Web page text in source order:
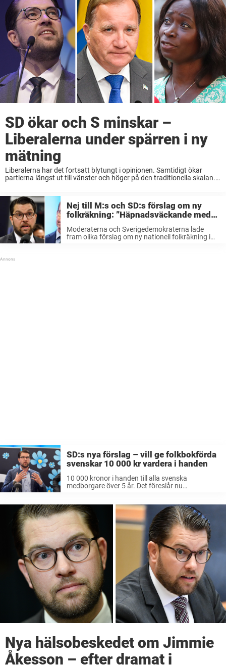
SD ökar och S minskar –
Liberalerna under spärren i ny
mätning
Liberalerna har det fortsatt blytungt i opinionen. Samtidigt ökar
partierna längst ut till vänster och höger på den traditionella skalan.
...
Nej till M:s och SD:s förslag om ny
folkräkning: ”Häpnadsväckande med
Moderaterna och Sverigedemokraterna lade
fram olika förslag om ny nationell folkräkning i
SD:s nya förslag – vill ge folkbokförda
svenskar 10 000 kr vardera i handen
10 000 kronor i handen till alla svenska
medborgare över 5 år. Det föreslår nu
inkomster konsumera för pengarna. Partiet vill
med ...
Nya hälsobeskedet om Jimmie
Åkesson – efter dramat i